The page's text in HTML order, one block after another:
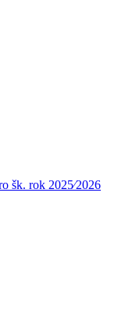
šk. rok 2025⁄2026